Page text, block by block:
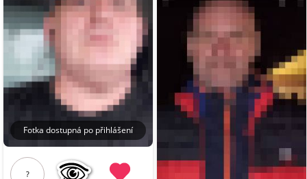
Fotka dostupná po přihlášení
?